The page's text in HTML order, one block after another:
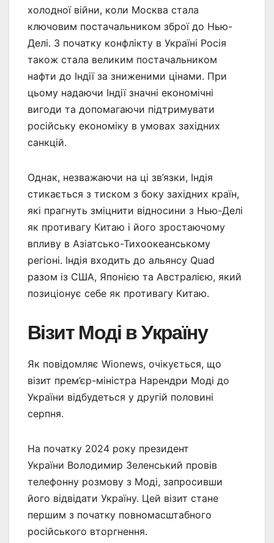
холодної війни, коли Москва стала
ключовим постачальником зброї до Нью-
Делі. З початку конфлікту в Україні Росія
також стала великим постачальником
нафти до Індії за зниженими цінами. При
цьому надаючи Індії значні економічні
вигоди та допомагаючи підтримувати
російську економіку в умовах західних
санкцій.
Однак, незважаючи на ці зв’язки, Індія
стикається з тиском з боку західних країн,
які прагнуть зміцнити відносини з Нью-Делі
як противагу Китаю і його зростаючому
впливу в Азіатсько-Тихоокеанському
регіоні. Індія входить до альянсу Quad
разом із США, Японією та Австралією, який
позиціонує себе як противагу Китаю.
Візит Моді в Україну
Як повідомляє Wionews, очікується, що
візит прем’єр-міністра Нарендри Моді до
України відбудеться у другій половині
серпня.
На початку 2024 року президент
України Володимир Зеленський провів
телефонну розмову з Моді, запросивши
його відвідати Україну. Цей візит стане
першим з початку повномасштабного
російського вторгнення.